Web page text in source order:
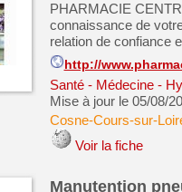
PHARMACIE
connaissance de
relation de confiance
http://
Santé - Médecine -
Mise à jour le 05/08/
Cosne-Cours-sur-
Voir la fiche
Manutention